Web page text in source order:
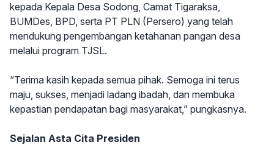
kepada Kepala Desa Sodong, Camat Tigaraksa,
BUMDes, BPD, serta PT PLN (Persero) yang telah
mendukung pengembangan ketahanan pangan desa
melalui program TJSL.
“Terima kasih kepada semua pihak. Semoga ini terus
maju, sukses, menjadi ladang ibadah, dan membuka
kepastian pendapatan bagi masyarakat,” pungkasnya.
Sejalan Asta Cita Presiden